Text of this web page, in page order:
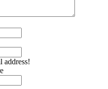
address!